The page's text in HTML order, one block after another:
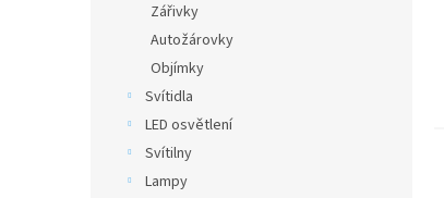
Zářivky
Autožárovky
Objímky
Svítidla
LED osvětlení
Svítilny
Lampy